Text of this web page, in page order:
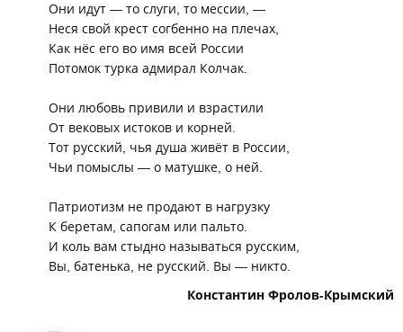
Они идут — то слуги, то мессии, —
Неся свой крест согбенно на плечах,
Как нёс его во имя всей России
Потомок турка адмирал Колчак.
Они любовь привили и взрастили
От вековых истоков и корней.
Тот русский, чья душа живёт в России,
Чьи помыслы — о матушке, о ней.
Патриотизм не продают в нагрузку
К беретам, сапогам или пальто.
И коль вам стыдно называться русским,
Вы, батенька, не русский. Вы — никто.
Константин Фролов-Крымский